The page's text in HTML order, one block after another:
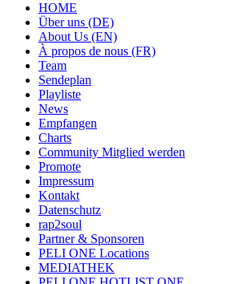
HOME
Über uns (DE)
About Us (EN)
À propos de nous (FR)
Team
Sendeplan
Playliste
News
Empfangen
Charts
Community Mitglied werden
Promote
Impressum
Kontakt
Datenschutz
rap2soul
Partner & Sponsoren
PELI ONE Locations
MEDIATHEK